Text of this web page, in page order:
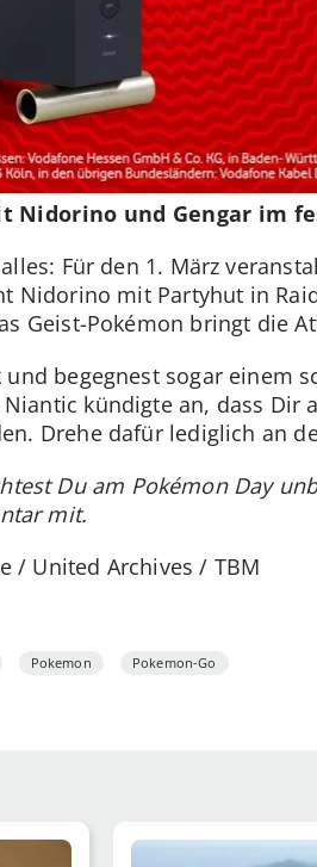
Nidorino und Gengar im
Für den 1. März
Nidorino mit Partyhut in
Geist-Pokémon bringt die
begegnest sogar einem
kündigte an, dass Dir
Drehe dafür lediglich an
Du am Pokémon Day
mit.
/ United Archives / TBM
Pokemon Pokemon-Go